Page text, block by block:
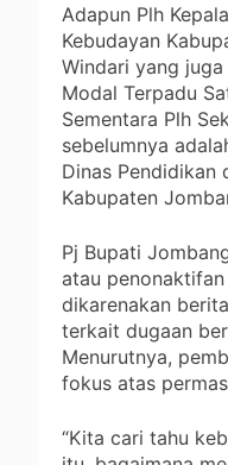
Adapun Plh
Kebudayan
Windari yang juga
Modal Terpadu
Sementara Plh
sebelumnya
Dinas Pendidikan
Kabupaten
Pj Bupati
atau
dikarenakan
terkait dugaan
Menurutnya,
fokus atas
“Kita cari tahu